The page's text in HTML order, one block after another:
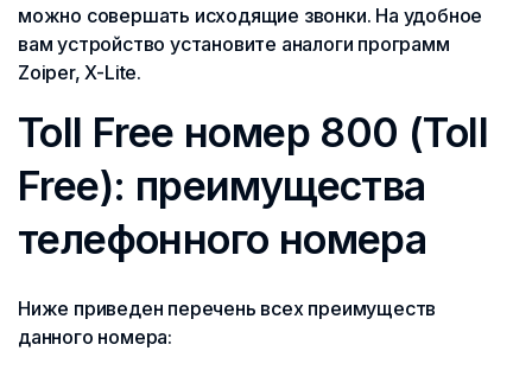
можно совершать исходящие звонки. На удобное
вам устройство установите аналоги программ
Zoiper, X-Lite.
Toll Free номер 800 (Toll
Free): преимущества
телефонного номера
Ниже приведен перечень всех преимуществ
данного номера: